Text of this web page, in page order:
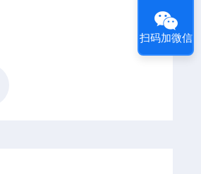
扫码加微信